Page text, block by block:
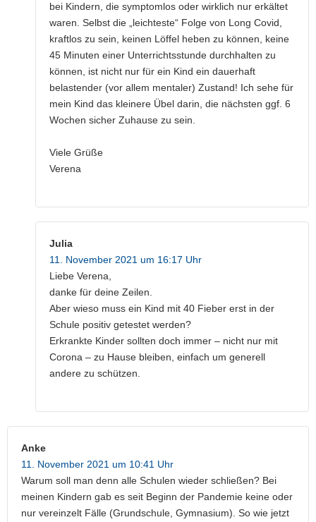
bei Kindern, die symptomlos oder wirklich nur erkältet
waren. Selbst die „leichteste“ Folge von Long Covid,
kraftlos zu sein, keinen Löffel heben zu können, keine
45 Minuten einer Unterrichtsstunde durchhalten zu
können, ist nicht nur für ein Kind ein dauerhaft
belastender (vor allem mentaler) Zustand! Ich sehe für
mein Kind das kleinere Übel darin, die nächsten ggf. 6
Wochen sicher Zuhause zu sein.
Viele Grüße
Verena
Julia
11. November 2021 um 16:17 Uhr
Liebe Verena,
danke für deine Zeilen.
Aber wieso muss ein Kind mit 40 Fieber erst in der
Schule positiv getestet werden?
Erkrankte Kinder sollten doch immer – nicht nur mit
Corona – zu Hause bleiben, einfach um generell
andere zu schützen.
Anke
11. November 2021 um 10:41 Uhr
Warum soll man denn alle Schulen wieder schließen? Bei
meinen Kindern gab es seit Beginn der Pandemie keine oder
nur vereinzelt Fälle (Grundschule, Gymnasium). So wie jetzt